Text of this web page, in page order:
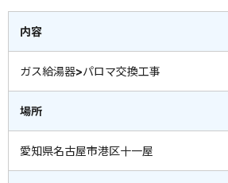
内容
ガス給湯器>パロマ交換工事
場所
愛知県名古屋市港区十一屋